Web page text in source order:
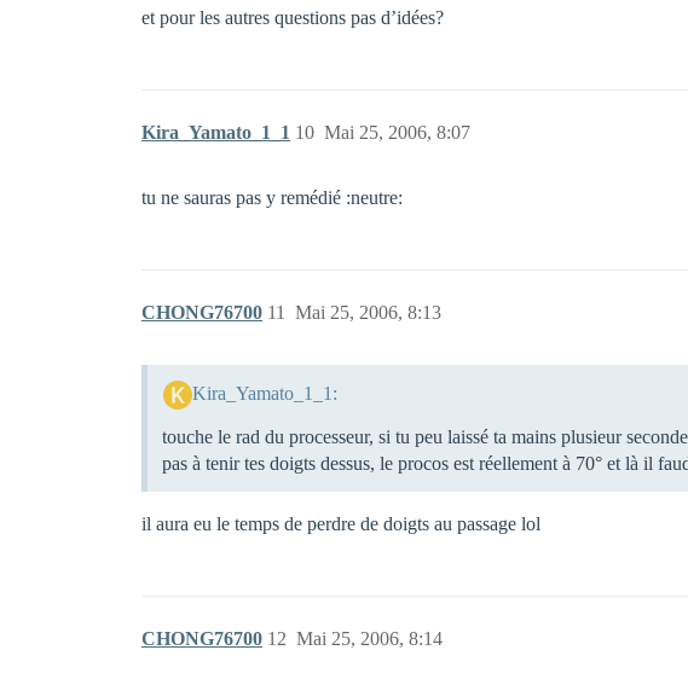
et pour les autres questions pas d’idées?
Kira_Yamato_1_1 Mai 25, 2006, 8:07
10
tu ne sauras pas y remédié :neutre:
CHONG76700 Mai 25, 2006, 8:13
11
Kira_Yamato_1_1:
touche le rad du processeur, si tu peu laissé ta mains plusieur
pas à tenir tes doigts dessus, le procos est réellement à 70° et là il
il aura eu le temps de perdre de doigts au passage lol
CHONG76700 Mai 25, 2006, 8:14
12